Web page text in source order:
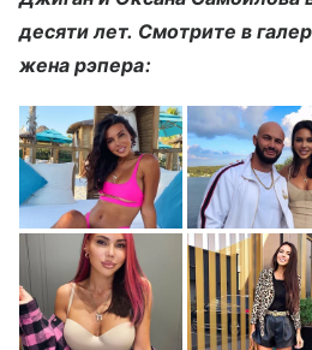
десяти лет. Смотрите в
жена рэпера: